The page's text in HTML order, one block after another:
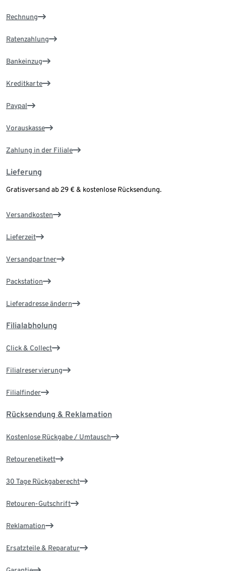
Rechnung
Ratenzahlung
Bankeinzug
Kreditkarte
Paypal
Vorauskasse
Zahlung in der Filiale
Lieferung
Gratisversand ab 29 € & kostenlose Rücksendung.
Versandkosten
Lieferzeit
Versandpartner
Packstation
Lieferadresse ändern
Filialabholung
Click & Collect
Filialreservierung
Filialfinder
Rücksendung & Reklamation
Kostenlose Rückgabe / Umtausch
Retourenetikett
30 Tage Rückgaberecht
Retouren-Gutschrift
Reklamation
Ersatzteile & Reparatur